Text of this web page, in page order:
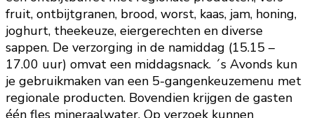
fruit, ontbijtgranen, brood, worst, kaas, jam, honing,
joghurt, theekeuze, eiergerechten en diverse
sappen. De verzorging in de namiddag (15.15 –
17.00 uur) omvat een middagsnack. ´s Avonds kun
je gebruikmaken van een 5-gangenkeuzemenu met
regionale producten. Bovendien krijgen de gasten
één fles mineraalwater. Op verzoek kunnen